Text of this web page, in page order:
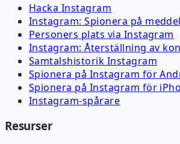
Hacka Instagram
Instagram: Spionera på
Personers plats via Instagram
Instagram: Återställning av
Samtalshistorik Instagram
Spionera på Instagram för
Spionera på Instagram för
Instagram-spårare
Resurser